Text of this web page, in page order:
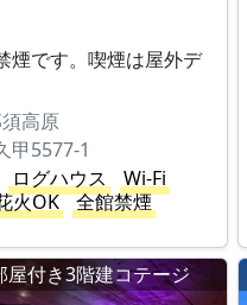
煙です。喫煙は屋外デ
高原
甲5577-1
ログハウス
Wi-Fi
火OK
全館禁煙
付き3階建コテージ